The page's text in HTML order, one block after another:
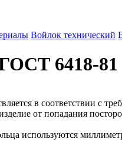
Войлок технический
6418-
в соответствии с
от попадания
используются